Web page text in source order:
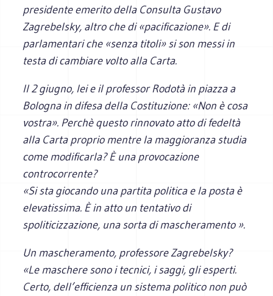
presidente emerito della Consulta Gustavo
Zagrebelsky, altro che di «pacificazione». E di
parlamentari che «senza titoli» si son messi in
testa di cambiare volto alla Carta.
Il 2 giugno, lei e il professor Rodotà in piazza a
Bologna in difesa della Costituzione: «Non è cosa
vostra». Perchè questo rinnovato atto di fedeltà
alla Carta proprio mentre la maggioranza studia
come modificarla? È una provocazione
controcorrente?
«Si sta giocando una partita politica e la posta è
elevatissima. È in atto un tentativo di
spoliticizzazione, una sorta di mascheramento ».
Un mascheramento, professore Zagrebelsky?
«Le maschere sono i tecnici, i saggi, gli esperti.
Certo, dell’efficienza un sistema politico non può